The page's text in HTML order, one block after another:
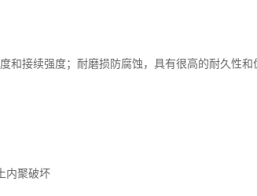
和接续强度；耐磨损防腐蚀，具有很高的耐久性和
内聚破坏